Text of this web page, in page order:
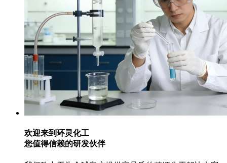
欢迎来到环灵化工
您值得信赖的研发伙伴